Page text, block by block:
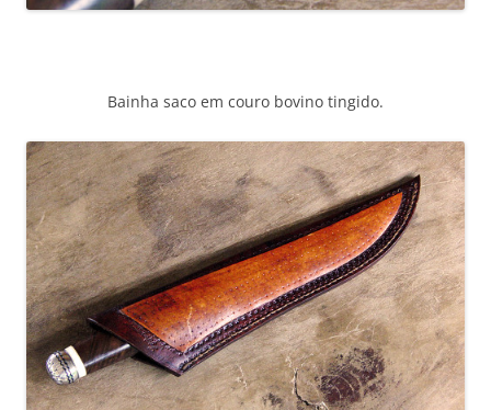
Bainha saco em couro bovino tingido.